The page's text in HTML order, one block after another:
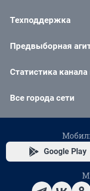
Техподдержка
Предвыборная
Статистика канала
Все города сети
Google Play